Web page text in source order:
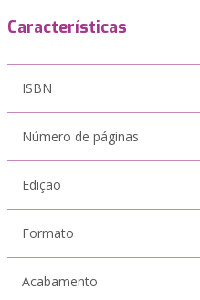
Características
ISBN
Número de páginas
Edição
Formato
Acabamento